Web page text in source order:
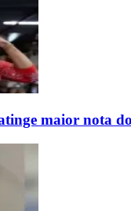
maior nota